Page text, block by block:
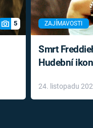
5 ZAJÍMAVOSTI
Smrt
Hudební
léky
24. listopadu